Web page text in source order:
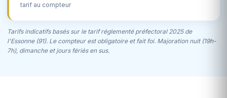
tarif au compteur
Tarifs indicatifs basés sur le tarif réglementé préfectoral 2025 de
l'Essonne (91). Le compteur est obligatoire et fait foi. Majoration nuit (19h-
7h), dimanche et jours fériés en sus.